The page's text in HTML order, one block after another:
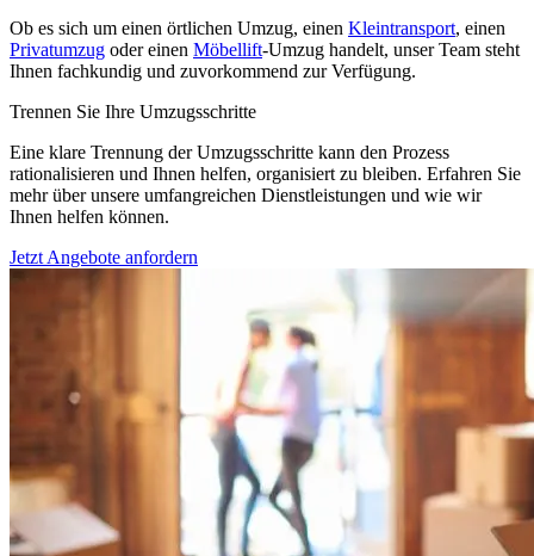
Ob es sich um einen örtlichen Umzug, einen Kleintransport, einen
Privatumzug oder einen Möbellift-Umzug handelt, unser Team steht
Ihnen fachkundig und zuvorkommend zur Verfügung.
Trennen Sie Ihre Umzugsschritte
Eine klare Trennung der Umzugsschritte kann den Prozess
rationalisieren und Ihnen helfen, organisiert zu bleiben. Erfahren Sie
mehr über unsere umfangreichen Dienstleistungen und wie wir
Ihnen helfen können.
Jetzt Angebote anfordern